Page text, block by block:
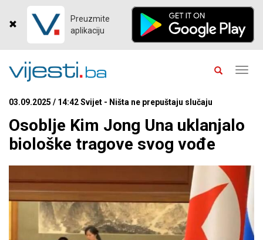
Preuzmite
aplikaciju
03.09.2025 / 14:42 Svijet - Ništa ne prepuštaju slučaju
Osoblje Kim Jong Una uklanjalo
biološke tragove svog vođe